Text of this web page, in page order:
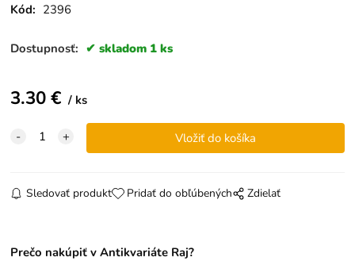
Kód: 2396
Dostupnosť: skladom 1 ks
3.30€ ks
Sledovať produkt Pridať do obľúbených Zdielať
Prečo nakúpiť v Antikvariáte Raj?